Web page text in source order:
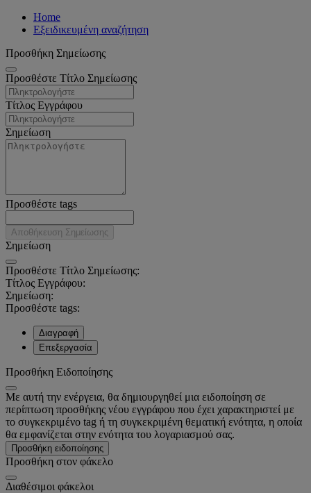
Home
Εξειδικευμένη αναζήτηση
Προσθήκη Σημείωσης
Προσθέστε Τίτλο Σημείωσης
Τίτλος Εγγράφου
Σημείωση
Προσθέστε tags
Αποθήκευση Σημείωσης
Σημείωση
Προσθέστε Τίτλο Σημείωσης:
Τίτλος Εγγράφου:
Σημείωση:
Προσθέστε tags:
Διαγραφή
Επεξεργασία
Προσθήκη Ειδοποίησης
Με αυτή την ενέργεια, θα δημιουργηθεί μια ειδοποίηση σε
περίπτωση προσθήκης νέου εγγράφου που έχει χαρακτηριστεί με
το συγκεκριμένο tag ή τη συγκεκριμένη θεματική ενότητα, η οποία
θα εμφανίζεται στην ενότητα του λογαριασμού σας.
Προσθήκη ειδοποίησης
Προσθήκη στον φάκελο
Διαθέσιμοι φάκελοι